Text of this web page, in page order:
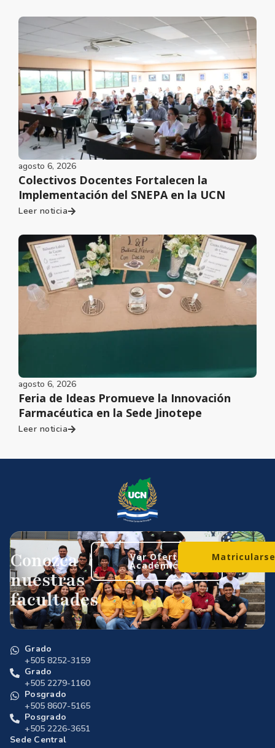
agosto 6, 2026
Colectivos Docentes Fortalecen la
Implementación del SNEPA en la UCN
Leer noticia
agosto 6, 2026
Feria de Ideas Promueve la Innovación
Farmacéutica en la Sede Jinotepe
Leer noticia
Conozca
nuestras
facultades
Ver Oferta
Académica
Grado
+505 8252-3159
Grado
+505 2279-1160
Posgrado
+505 8607-5165
Posgrado
+505 2226-3651
Sede Central